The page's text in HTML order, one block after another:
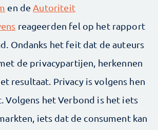
en de Autoriteit
reageerden fel op het rapport
Ondanks het feit dat de auteurs
de privacypartijen, herkennen
resultaat. Privacy is volgens hen
Volgens het Verbond is het iets
iets dat de consument kan